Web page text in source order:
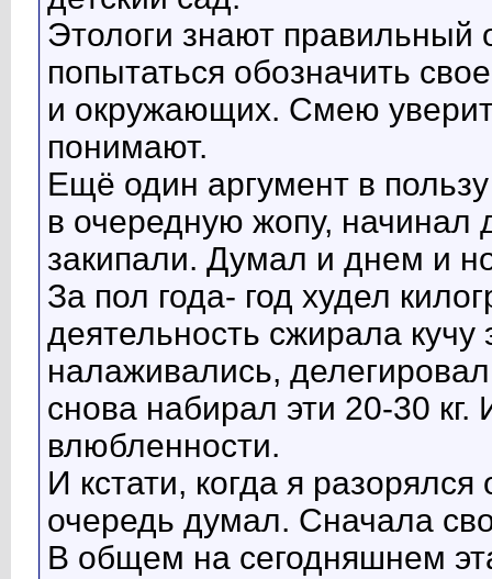
Этологи знают правильный
попытаться обозначить
и окружающих. Смею
понимают.
Ещё один аргумент в
в очередную жопу, начинал
закипали. Думал и днем и
За пол года- год худел
деятельность сжирала
налаживались,
снова набирал эти 20-30
влюбленности.
И кстати, когда я
очередь думал. Сначала
В общем на сегодняшнем